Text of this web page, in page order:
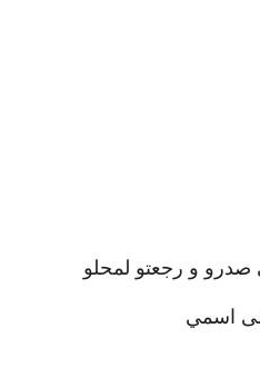
و رجعتو لمحلو
اسمي